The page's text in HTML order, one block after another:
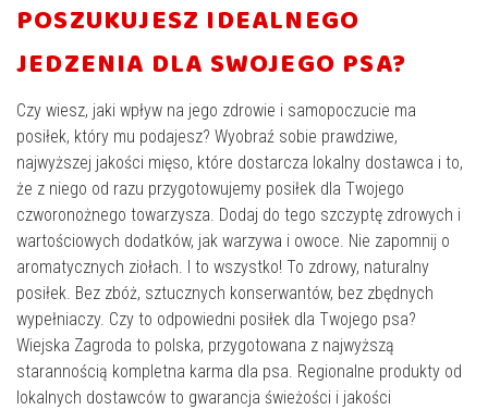
POSZUKUJESZ IDEALNEGO
JEDZENIA DLA SWOJEGO PSA?
Czy wiesz, jaki wpływ na jego zdrowie i samopoczucie ma
posiłek, który mu podajesz? Wyobraź sobie prawdziwe,
najwyższej jakości mięso, które dostarcza lokalny dostawca i to,
że z niego od razu przygotowujemy posiłek dla Twojego
czworonożnego towarzysza. Dodaj do tego szczyptę zdrowych i
wartościowych dodatków, jak warzywa i owoce. Nie zapomnij o
aromatycznych ziołach. I to wszystko! To zdrowy, naturalny
posiłek. Bez zbóż, sztucznych konserwantów, bez zbędnych
wypełniaczy. Czy to odpowiedni posiłek dla Twojego psa?
Wiejska Zagroda to polska, przygotowana z najwyższą
starannością kompletna karma dla psa. Regionalne produkty od
lokalnych dostawców to gwarancja świeżości i jakości